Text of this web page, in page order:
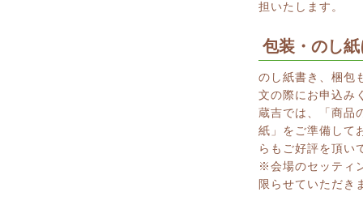
担いたします。
包装・のし
のし紙書き、梱包
文の際にお申込み
蔵吉では、「商品
紙」をご準備して
らもご好評を頂い
※会場のセッティ
限らせていただき